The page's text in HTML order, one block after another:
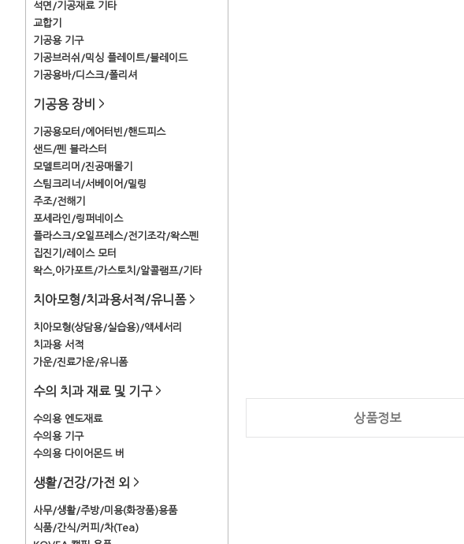
석면/기공재료 기타
교합기
기공용 기구
기공브러쉬/믹싱 플레이트/블레이드
기공용바/디스크/폴리셔
기공용 장비 >
기공용모터/에어터빈/핸드피스
샌드/펜 블라스터
모델트리머/진공매몰기
스팀크리너/서베이어/밀링
주조/전해기
포세라인/링퍼네이스
플라스크/오일프레스/전기조각/왁스펜
집진기/레이스 모터
왁스,아가포트/가스토치/알콜램프/기타
치아모형/치과용서적/유니폼 >
치아모형(상담용/실습용)/액세서리
치과용 서적
가운/진료가운/유니폼
수의 치과 재료 및 기구 >
수의용 엔도재료
수의용 기구
수의용 다이어몬드 버
생활/건강/가전 외 >
사무/생활/주방/미용(화장품)용품
식품/간식/커피/차(Tea)
상품정보